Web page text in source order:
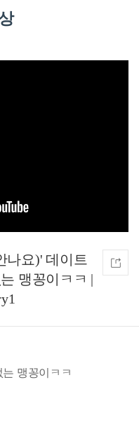
나요)' 데이트
맹꽁이ㅋㅋ |
맹꽁이ㅋㅋ